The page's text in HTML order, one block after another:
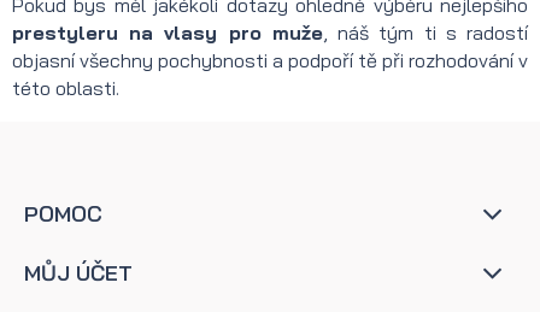
Pokud bys měl jakékoli dotazy ohledně výběru nejlepšího
prestyleru na vlasy pro muže, náš tým ti s radostí
objasní všechny pochybnosti a podpoří tě při rozhodování v
této oblasti.
POMOC
MŮJ ÚČET